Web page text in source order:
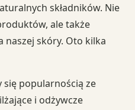
składników. Nie
ale także
naszej skóry. Oto kilka
się popularnością ze
i odżywcze